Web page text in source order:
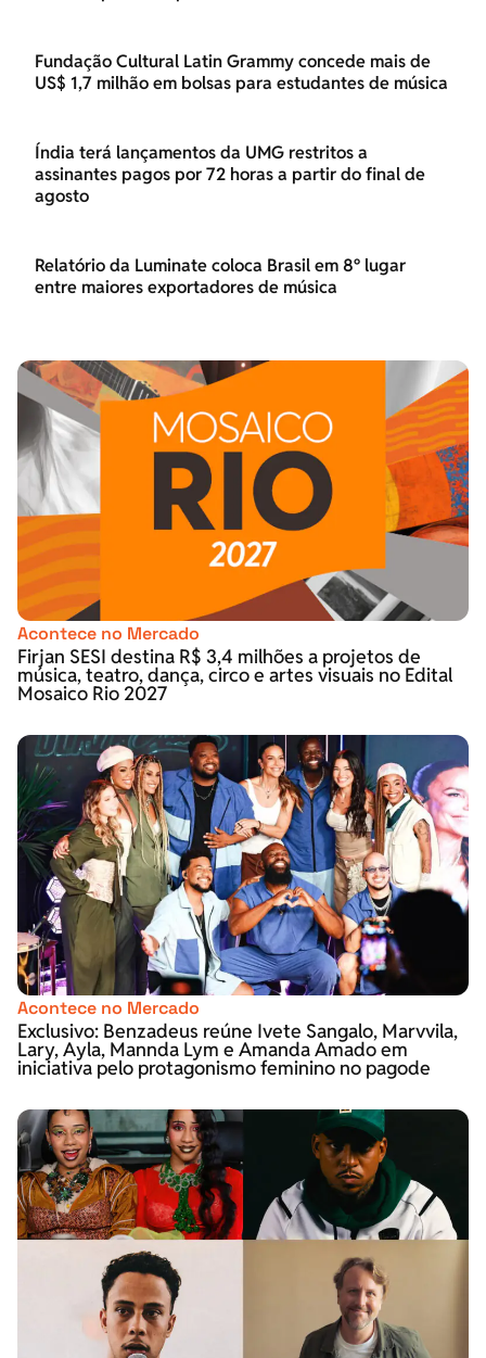
Fundação Cultural Latin Grammy concede mais de
US$ 1,7 milhão em bolsas para estudantes de música
Índia terá lançamentos da UMG restritos a
assinantes pagos por 72 horas a partir do final de
agosto
Relatório da Luminate coloca Brasil em 8º lugar
entre maiores exportadores de música
Acontece no Mercado
Firjan SESI destina R$ 3,4 milhões a projetos de
música, teatro, dança, circo e artes visuais no Edital
Mosaico Rio 2027
Acontece no Mercado
Exclusivo: Benzadeus reúne Ivete Sangalo, Marvvila,
Lary, Ayla, Mannda Lym e Amanda Amado em
iniciativa pelo protagonismo feminino no pagode